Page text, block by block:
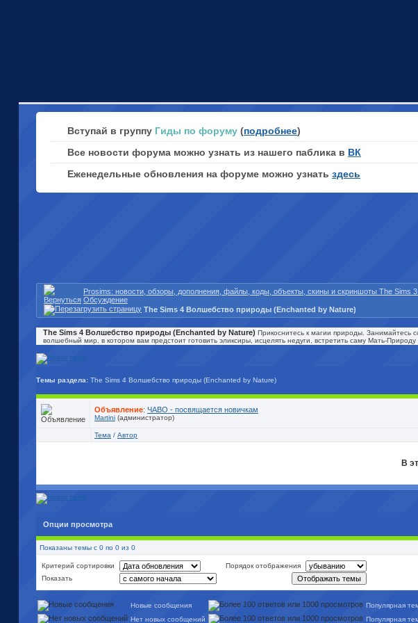
Вступай в группу Гиды по форуму (подробнее)
Все новости форума можно узнать из нашего паблика в ВК
Еженедельные обновления на форуме можно узнать здесь
Prosims: новости, обзоры, дополнения, файлы, коды, объекты, скины и скриншоты The
Обсуждение
The Sims 4 Волшебство природы (Enchanted by Nature)
The Sims 4 Волшебство природы (Enchanted by Nature) Прикоснитесь к магии природы. Занимайтесь
волшебный мир, в котором вам предстоит готовить эликсиры, исцелять недуги, встретить саму Мать-
Темы раздела: The Sims 4 Волшебство природы (Enchanted by Nature)
Объявление: ЧАВО - посвящается новичкам
Martini (администратор)
Тема / Автор
В
Опции просмотра
Показаны темы с 0 по 0 из 0
Критерий сортировки
Порядок отображения
Показать
Новые сообщения
Популярная
Нет новых сообщений
Популярная